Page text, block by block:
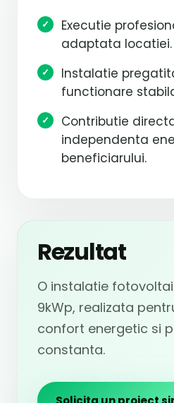
Executie
adaptata locatiei.
Instalatie
functionare
Contributie
independenta
beneficiarului.
Rezultat
O instalatie
9kWp, realizata
confort energetic si
constanta.